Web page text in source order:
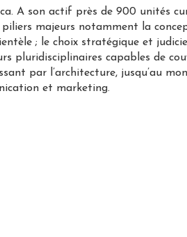
A son actif près de 900 unités
majeurs notamment la
; le choix stratégique et
pluridisciplinaires capables de
par l’architecture, jusqu’au
et marketing.